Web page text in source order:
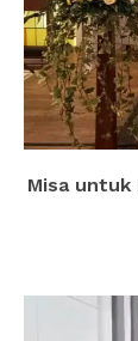
Misa untuk